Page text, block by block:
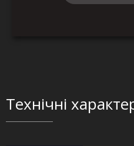
Технічні